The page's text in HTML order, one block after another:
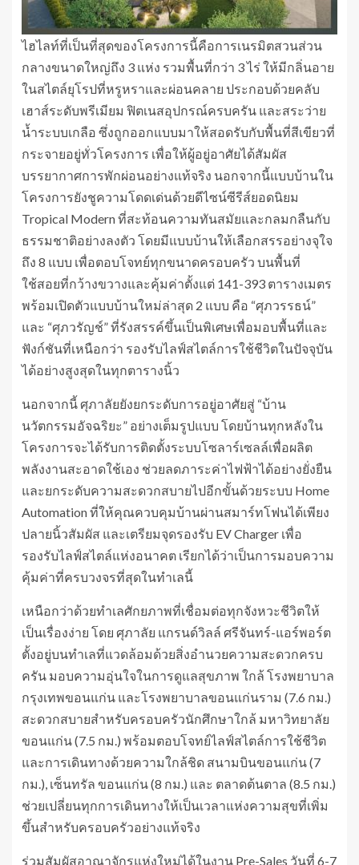
ไฮไลท์ที่เป็นที่สุดของโครงการนี้คือการเนรมิตสวนส่วน
กลางขนาดใหญ่ถึง 3 แห่ง รวมพื้นที่กว่า 3 ไร่ ให้มีกลิ่นอาย
ในสไตล์ยุโรปที่หรูหราและผ่อนคลาย ประกอบด้วยคลับ
เฮาส์ระดับพรีเมียม ฟิตเนสอุปกรณ์ครบครัน และสระว่าย
น้ำระบบเกลือ ซึ่งถูกออกแบบมาให้สอดรับกับพื้นที่สีเขียวที่
กระจายอยู่ทั่วโครงการ เพื่อให้ผู้อยู่อาศัยได้สัมผัส
บรรยากาศการพักผ่อนอย่างแท้จริง นอกจากนี้แบบบ้านใน
โครงการยังชูความโดดเด่นด้วยดีไซน์ซีรีส์ยอดนิยม
Tropical Modern ที่สะท้อนความทันสมัยและกลมกลืนกับ
ธรรมชาติอย่างลงตัว โดยมีแบบบ้านให้เลือกสรรอย่างจุใจ
ถึง 8 แบบ เพื่อตอบโจทย์ทุกขนาดครอบครัว บนพื้นที่
ใช้สอยที่กว้างขวางและคุ้มค่าตั้งแต่ 141-393 ตารางเมตร
พร้อมเปิดตัวแบบบ้านใหม่ล่าสุด 2 แบบ คือ “ศุภวรรธน์”
และ “ศุภวรัญช์” ที่รังสรรค์ขึ้นเป็นพิเศษเพื่อมอบพื้นที่และ
ฟังก์ชันที่เหนือกว่า รองรับไลฟ์สไตล์การใช้ชีวิตในปัจจุบัน
ได้อย่างสูงสุดในทุกตารางนิ้ว
นอกจากนี้ ศุภาลัยยังยกระดับการอยู่อาศัยสู่ “บ้าน
นวัตกรรมอัจฉริยะ” อย่างเต็มรูปแบบ โดยบ้านทุกหลังใน
โครงการจะได้รับการติดตั้งระบบโซลาร์เซลล์เพื่อผลิต
พลังงานสะอาดใช้เอง ช่วยลดภาระค่าไฟฟ้าได้อย่างยั่งยืน
และยกระดับความสะดวกสบายไปอีกขั้นด้วยระบบ Home
Automation ที่ให้คุณควบคุมบ้านผ่านสมาร์ทโฟนได้เพียง
ปลายนิ้วสัมผัส และเตรียมจุดรองรับ EV Charger เพื่อ
รองรับไลฟ์สไตล์แห่งอนาคต เรียกได้ว่าเป็นการมอบความ
คุ้มค่าที่ครบวงจรที่สุดในทำเลนี้
เหนือกว่าด้วยทำเลศักยภาพที่เชื่อมต่อทุกจังหวะชีวิตให้
เป็นเรื่องง่าย โดย ศุภาลัย แกรนด์วิลล์ ศรีจันทร์-แอร์พอร์ต
ตั้งอยู่บนทำเลที่แวดล้อมด้วยสิ่งอำนวยความสะดวกครบ
ครัน มอบความอุ่นใจในการดูแลสุขภาพ ใกล้ โรงพยาบาล
กรุงเทพขอนแก่น และโรงพยาบาลขอนแก่นราม (7.6 กม.)
สะดวกสบายสำหรับครอบครัวนักศึกษาใกล้ มหาวิทยาลัย
ขอนแก่น (7.5 กม.) พร้อมตอบโจทย์ไลฟ์สไตล์การใช้ชีวิต
และการเดินทางด้วยความใกล้ชิด สนามบินขอนแก่น (7
กม.), เซ็นทรัล ขอนแก่น (8 กม.) และ ตลาดต้นตาล (8.5 กม.)
ช่วยเปลี่ยนทุกการเดินทางให้เป็นเวลาแห่งความสุขที่เพิ่ม
ขึ้นสำหรับครอบครัวอย่างแท้จริง
ร่วมสัมผัสอาณาจักรแห่งใหม่ได้ในงาน Pre-Sales วันที่ 6-7